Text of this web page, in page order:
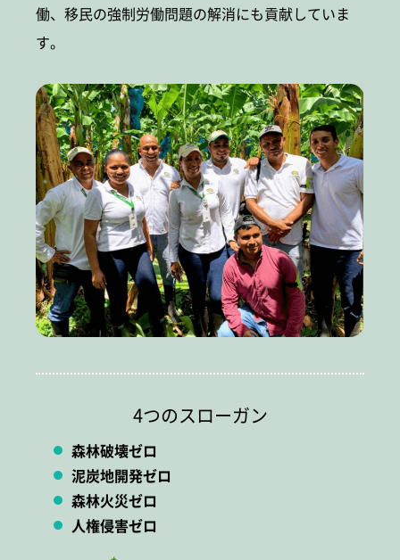
働、移民の強制労働問題の解消にも貢献していま
す。
4つのスローガン
森林破壊ゼロ
泥炭地開発ゼロ
森林火災ゼロ
人権侵害ゼロ